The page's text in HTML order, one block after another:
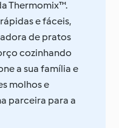
Thermomix™.
e fáceis,
de pratos
cozinhando
a sua família e
molhos e
parceira para a